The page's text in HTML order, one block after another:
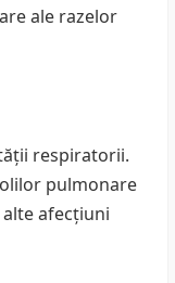
ale razelor
respiratorii.
pulmonare
afecțiuni